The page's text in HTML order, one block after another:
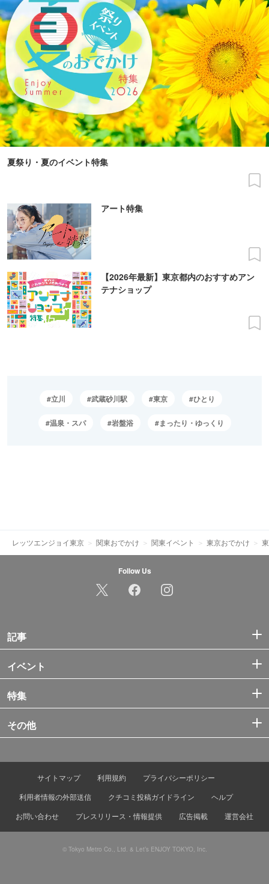
夏祭り・夏のイベント特集
アート特集
【2026年最新】東京都内のおすすめアン
テナショップ
立川 武蔵砂川駅 東京 ひとり
温泉・スパ 岩盤浴 まったり・ゆっくり
レッツエンジョイ東京 関東おでかけ 関東イベント 東京おでかけ
Follow Us
記事
イベント
特集
その他
サイトマップ 利用規約
プライバシーポリシー
利用者情報の外部送信
クチコミ投稿ガイドライン
ヘルプ
お問い合わせ
プレスリリース・情報提供 広告掲載 運営会社
© Tokyo Metro Co., Ltd. & Let’s ENJOY TOKYO, Inc.